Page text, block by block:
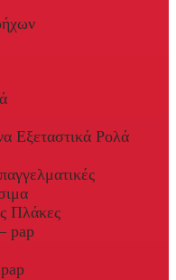
Εξεταστικά Ρολά
Πλάκες
pap